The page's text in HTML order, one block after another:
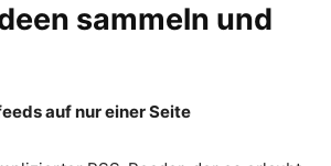
sammeln und
auf nur einer Seite